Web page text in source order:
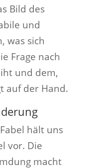
Bild des
und
was sich
Frage nach
und dem,
auf der Hand.
hält uns
vor. Die
macht